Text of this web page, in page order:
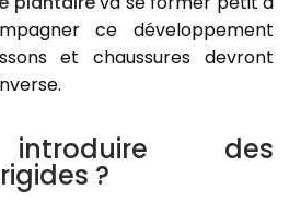
ce développement
et chaussures devront
des
?